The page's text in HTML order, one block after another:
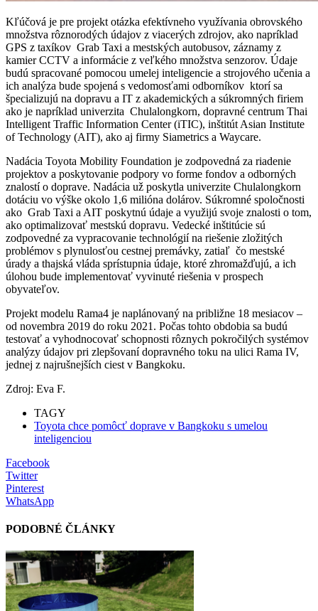
Kľúčová je pre projekt otázka efektívneho využívania obrovského
množstva rôznorodých údajov z viacerých zdrojov, ako napríklad
GPS z taxíkov Grab Taxi a mestských autobusov, záznamy z
kamier CCTV a informácie z veľkého množstva senzorov. Údaje
budú spracované pomocou umelej inteligencie a strojového učenia a
ich analýza bude spojená s vedomosťami odborníkov ktorí sa
špecializujú na dopravu a IT z akademických a súkromných firiem
ako je napríklad univerzita Chulalongkorn, dopravné centrum Thai
Intelligent Traffic Information Center (iTIC), inštitút Asian Institute
of Technology (AIT), ako aj firmy Siametrics a Waycare.
Nadácia Toyota Mobility Foundation je zodpovedná za riadenie
projektov a poskytovanie podpory vo forme fondov a odborných
znalostí o doprave. Nadácia už poskytla univerzite Chulalongkorn
dotáciu vo výške okolo 1,6 milióna dolárov. Súkromné spoločnosti
ako Grab Taxi a AIT poskytnú údaje a využijú svoje znalosti o tom,
ako optimalizovať mestskú dopravu. Vedecké inštitúcie sú
zodpovedné za vypracovanie technológií na riešenie zložitých
problémov s plynulosťou cestnej premávky, zatiaľ čo mestské
úrady a thajská vláda sprístupnia údaje, ktoré zhromažďujú, a ich
úlohou bude implementovať vyvinuté riešenia v prospech
obyvateľov.
Projekt modelu Rama4 je naplánovaný na približne 18 mesiacov –
od novembra 2019 do roku 2021. Počas tohto obdobia sa budú
testovať a vyhodnocovať schopnosti rôznych pokročilých systémov
analýzy údajov pri zlepšovaní dopravného toku na ulici Rama IV,
jednej z najrušnejších ciest v Bangkoku.
Zdroj: Eva F.
TAGY
Toyota chce pomôcť doprave v Bangkoku s umelou
inteligenciou
Facebook
Twitter
Pinterest
WhatsApp
PODOBNÉ ČLÁNKY